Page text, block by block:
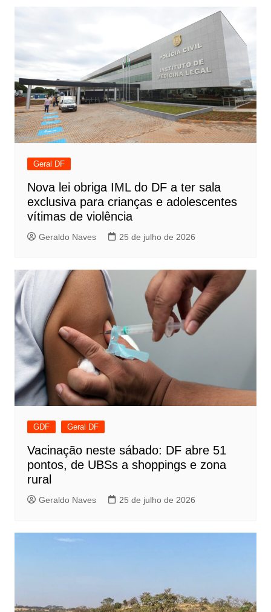
Post
Geral DF
Nova lei obriga IML do DF a ter sala
exclusiva para crianças e adolescentes
vítimas de violência
Geraldo Naves 25 de julho de 2026
GDF Geral DF
Vacinação neste sábado: DF abre 51
pontos, de UBSs a shoppings e zona
rural
Geraldo Naves 25 de julho de 2026